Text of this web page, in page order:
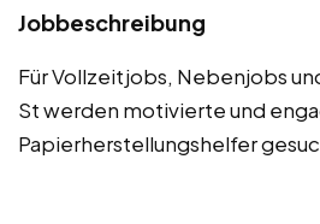
Jobbeschreibung
Für Vollzeitjobs, Nebenjobs
St werden motivierte und
Papierherstellungshelfer